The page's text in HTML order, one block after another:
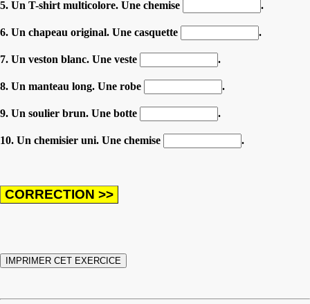
5. Un T-shirt multicolore. Une chemise .
6. Un chapeau original. Une casquette .
7. Un veston blanc. Une veste .
8. Un manteau long. Une robe .
9. Un soulier brun. Une botte .
10. Un chemisier uni. Une chemise .